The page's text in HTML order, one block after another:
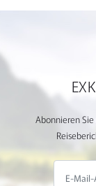
Abonnieren